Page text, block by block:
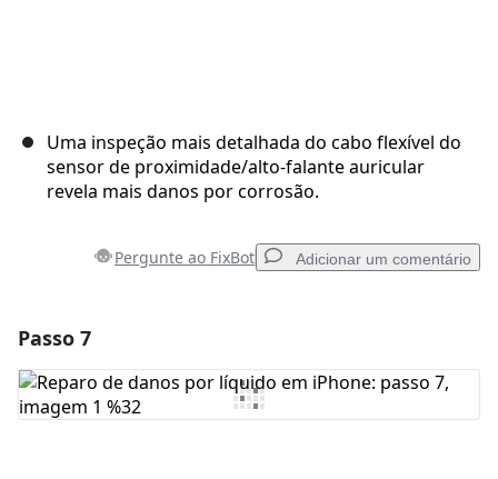
Uma inspeção mais detalhada do cabo flexível do
sensor de proximidade/alto-falante auricular
revela mais danos por corrosão.
Pergunte ao FixBot Adicionar um comentário
Comentar
Passo 7